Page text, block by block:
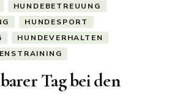
HUNDEBETREUUNG
HUNDESPORT
HUNDEVERHALTEN
Tag bei den